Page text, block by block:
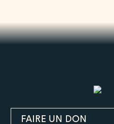
FAIRE UN DON